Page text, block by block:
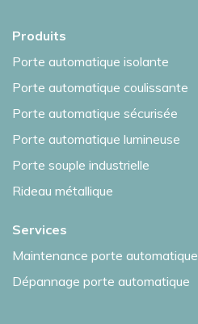
Produits
Porte automatique isolante
Porte automatique coulissante
Porte automatique sécurisée
Porte automatique lumineuse
Porte souple industrielle
Rideau métallique
Services
Maintenance porte automatique
Dépannage porte automatique